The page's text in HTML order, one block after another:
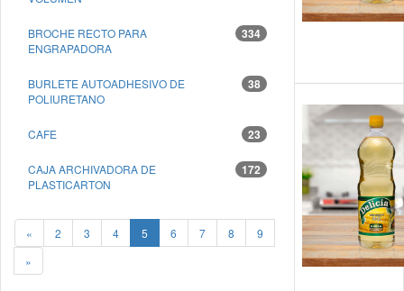
334
BROCHE RECTO PARA
ENGRAPADORA
38
BURLETE AUTOADHESIVO DE
POLIURETANO
23
CAFE
172
CAJA ARCHIVADORA DE
PLASTICARTON
« 2 3 4 5 6 7 8
9
»